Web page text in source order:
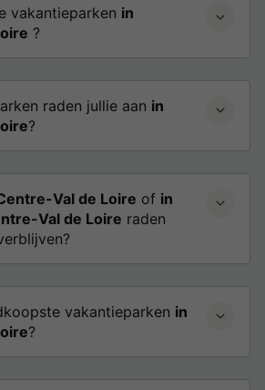
vakantieparken in
?
raden jullie aan in
?
Val de Loire of in
Val de Loire raden
vakantieparken in
?